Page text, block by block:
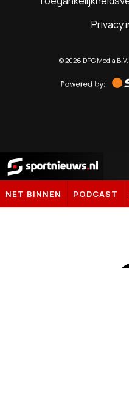
Privacy
©2026 DPG Media
Sportnieuws.nl
NET BINNEN PODCAST